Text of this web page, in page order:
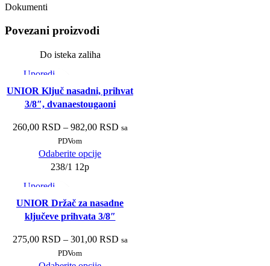
Dokumenti
Povezani proizvodi
Do isteka zaliha
Uporedi
Brzi pregled
Dodaj u listu želja
UNIOR Ključ nasadni, prihvat
3/8″, dvanaestougaoni
260,00 RSD – 982,00 RSD sa
PDVom
Odaberite opcije
238/1 12p
Uporedi
Brzi pregled
Dodaj u listu želja
UNIOR Držač za nasadne
ključeve prihvata 3/8″
275,00 RSD – 301,00 RSD sa
PDVom